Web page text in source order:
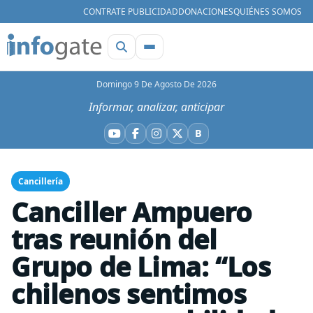
CONTRATE PUBLICIDADDONACIONESQUIÉNES SOMOS
Domingo 9 De Agosto De 2026
Informar, analizar, anticipar
YouTube
Facebook
Instagram
X BBluesky
Cancillería
Canciller Ampuero
tras reunión del
Grupo de Lima: “Los
chilenos sentimos